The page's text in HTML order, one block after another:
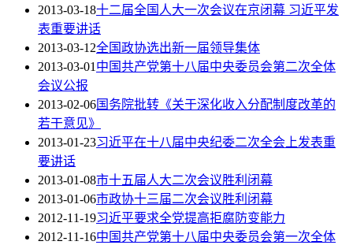
2013-03-18十二届全国人大一次会议在京闭幕 习近平发
表重要讲话
2013-03-12全国政协选出新一届领导集体
2013-03-01中国共产党第十八届中央委员会第二次全体
会议公报
2013-02-06国务院批转《关于深化收入分配制度改革的
若干意见》
2013-01-23习近平在十八届中央纪委二次全会上发表重
要讲话
2013-01-08市十五届人大二次会议胜利闭幕
2013-01-06市政协十三届二次会议胜利闭幕
2012-11-19习近平要求全党提高拒腐防变能力
2012-11-16中国共产党第十八届中央委员会第一次全体